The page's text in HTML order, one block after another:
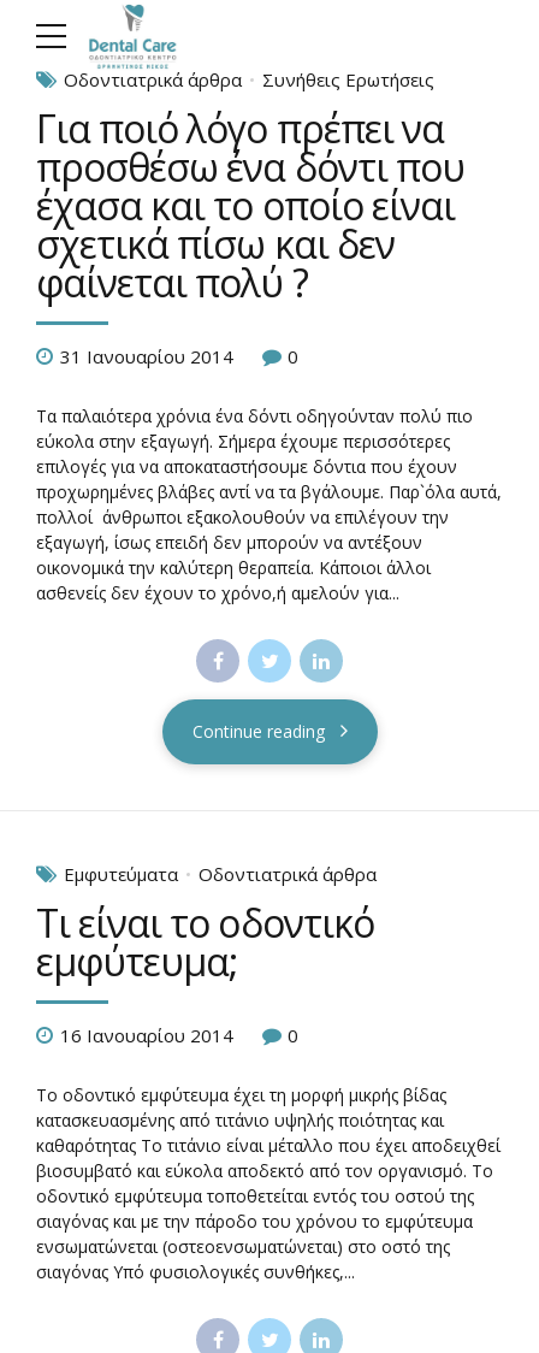
Οδοντιατρικά άρθρα Συνήθεις Ερωτήσεις
Για ποιό λόγο πρέπει να
προσθέσω ένα δόντι που
έχασα και το οποίο είναι
σχετικά πίσω και δεν
φαίνεται πολύ ?
31 Ιανουαρίου 2014 0
Τα παλαιότερα χρόνια ένα δόντι οδηγούνταν πολύ πιο
εύκολα στην εξαγωγή. Σήμερα έχουμε περισσότερες
επιλογές για να αποκαταστήσουμε δόντια που έχουν
προχωρημένες βλάβες αντί να τα βγάλουμε. Παρ`όλα αυτά,
πολλοί άνθρωποι εξακολουθούν να επιλέγουν την
εξαγωγή, ίσως επειδή δεν μπορούν να αντέξουν
οικονομικά την καλύτερη θεραπεία. Κάποιοι άλλοι
ασθενείς δεν έχουν το χρόνο,ή αμελούν για...
Continue reading
Εμφυτεύματα Οδοντιατρικά άρθρα
Τι είναι το οδοντικό
εμφύτευμα;
16 Ιανουαρίου 2014 0
Το οδοντικό εμφύτευμα έχει τη μορφή μικρής βίδας
κατασκευασμένης από τιτάνιο υψηλής ποιότητας και
καθαρότητας Το τιτάνιο είναι μέταλλο που έχει αποδειχθεί
βιοσυμβατό και εύκολα αποδεκτό από τον οργανισμό. Το
οδοντικό εμφύτευμα τοποθετείται εντός του οστού της
σιαγόνας και µε την πάροδο του χρόνου το εμφύτευμα
ενσωματώνεται (οστεοενσωματώνεται) στο οστό της
σιαγόνας Υπό φυσιολογικές συνθήκες,...